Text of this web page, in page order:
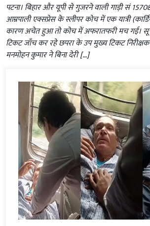
पटना। बिहार और यूपी से गुजरने वाली गाड़ी सं
आम्रपाली एक्सप्रेस के स्लीपर कोच में एक यात्री
कारण अचेत हुआ तो कोच में अफरातफरी मच गई।
टिकट जाँच कर रहे छपरा के उप मुख्य टिकट
मनमोहन कुमार ने बिना देरी […]